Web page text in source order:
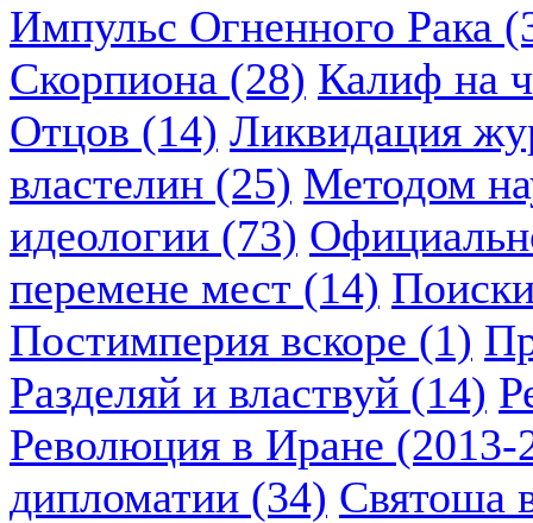
Импульс Огненного Рака
Скорпиона (28) Калиф на
Отцов (14) Ликвидация
властелин (25) Методом
идеологии (73)
перемене мест (14)
Постимперия вскоре (1)
Разделяй и властвуй (14)
Революция в Иране (2013-
дипломатии (34) Святоша